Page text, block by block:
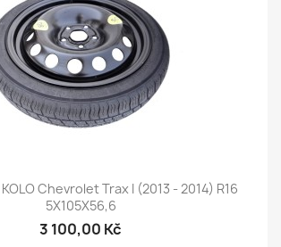
Chevrolet Trax I (2013 - 2014) R16
5X105X56,6
3 100,00 Kč